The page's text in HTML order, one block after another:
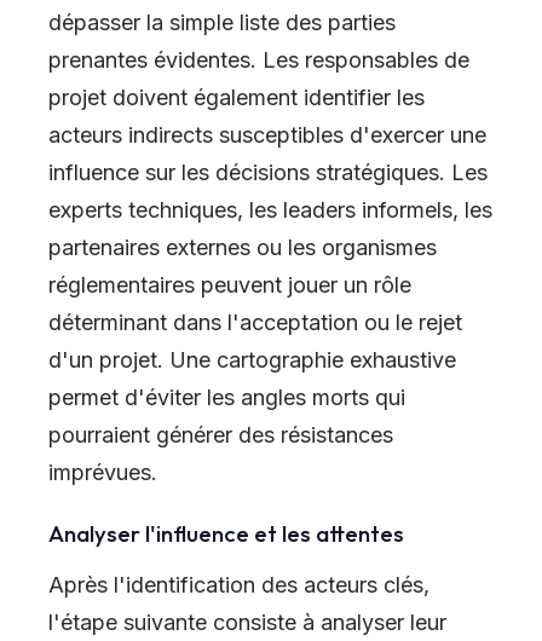
dépasser la simple liste des parties
prenantes évidentes. Les responsables de
projet doivent également identifier les
acteurs indirects susceptibles d'exercer une
influence sur les décisions stratégiques. Les
experts techniques, les leaders informels, les
partenaires externes ou les organismes
réglementaires peuvent jouer un rôle
déterminant dans l'acceptation ou le rejet
d'un projet. Une cartographie exhaustive
permet d'éviter les angles morts qui
pourraient générer des résistances
imprévues.
Analyser l'influence et les attentes
Après l'identification des acteurs clés,
l'étape suivante consiste à analyser leur